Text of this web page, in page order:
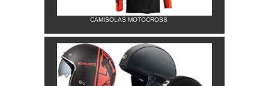
CAMISOLAS MOTOCROSS